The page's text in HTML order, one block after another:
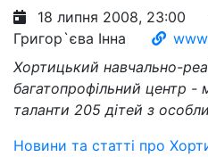
18 липня 2008, 23:00
Григор`єва Інна
Хортицький навчально-
багатопрофільний центр -
таланти 205 дітей з
Новини та статті про